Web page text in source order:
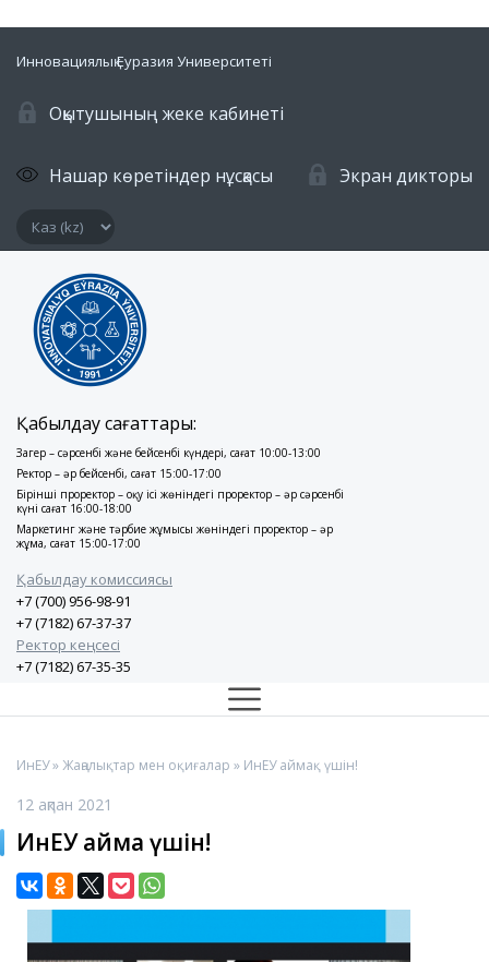
Инновациялық Еуразия Университеті
Оқытушының жеке кабинеті
Нашар көретіндер нұсқасы Экран дикторы
Қабылдау сағаттары:
Заңгер – сәрсенбі және бейсенбі күндері, сағат 10:00-13:00
Ректор – әр бейсенбі, сағат 15:00-17:00
Бірінші проректор – оқу ісі жөніндегі проректор – әр сәрсенбі
күні сағат 16:00-18:00
Маркетинг және тәрбие жұмысы жөніндегі проректор – әр
жұма, сағат 15:00-17:00
Қабылдау комиссиясы
+7 (700) 956-98-91
+7 (7182) 67-37-37
Ректор кеңсесі
+7 (7182) 67-35-35
ИнЕУ»Жаңалықтар мен оқиғалар » ИнЕУ аймақ үшін!
12 ақпан 2021
ИнЕУ аймақ үшін!